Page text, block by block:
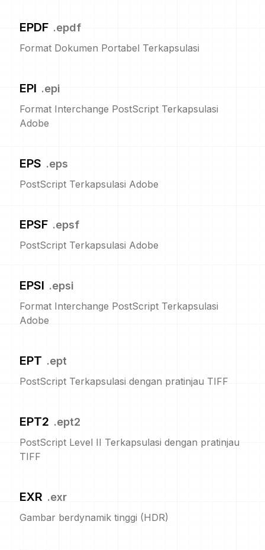
EPDF .epdf
Format Dokumen Portabel Terkapsulasi
EPI .epi
Format Interchange PostScript Terkapsulasi
Adobe
EPS .eps
PostScript Terkapsulasi Adobe
EPSF .epsf
PostScript Terkapsulasi Adobe
EPSI .epsi
Format Interchange PostScript Terkapsulasi
Adobe
EPT .ept
PostScript Terkapsulasi dengan pratinjau TIFF
EPT2 .ept2
PostScript Level II Terkapsulasi dengan pratinjau
TIFF
EXR .exr
Gambar berdynamik tinggi (HDR)